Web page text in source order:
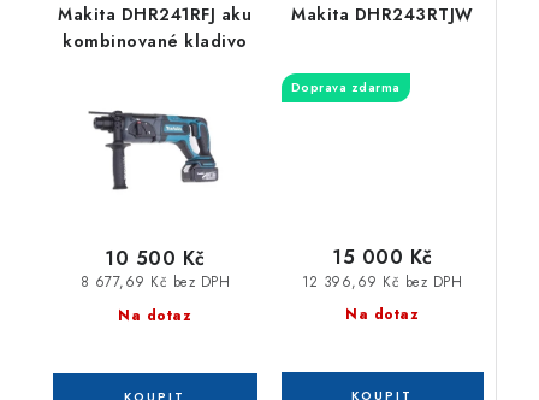
Makita DHR241RFJ aku
kombinované kladivo
Na dotaz
8 677,69 Kč bez DPH
10 500 Kč
Makita DHR243RTJW
Doprava zdarma
Na dotaz
12 396,69 Kč bez DPH
15 000 Kč